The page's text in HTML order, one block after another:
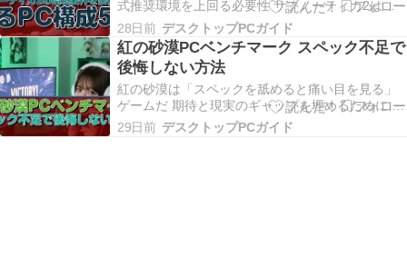
式推奨環境を上回る必要性 サブノーティカ2は美
しい海中世界を舞台にしたオープンワールドサバ
イバルゲームですが、その圧倒的なグラフィック
表現と広大なマップを快適に楽しむには、公式推
奨スペックを大きく上回る構成が求められること
が分かってい…
28日前 デスクトップPCガイド
紅の砂漠PCベンチマーク スペック不足で
後悔しない方法
紅の砂漠は「スペックを舐めると痛い目を見る」
ゲームだ 期待と現実のギャップを埋めるために 紅
の砂漠（Crimson Desert）は、Pearl Abyssが開発
するオープンワールドアクションRPGで、そのグ
29日前 デスクトップPCガイド